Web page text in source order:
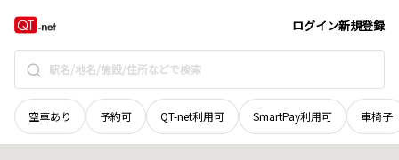
ログイン新規登録
空車あり 予約可 QT-net利用可 SmartPay利用可 車椅子
北海道